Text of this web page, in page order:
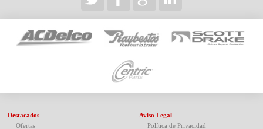
Destacados
Ofertas
Aviso Legal
Política de Privacidad